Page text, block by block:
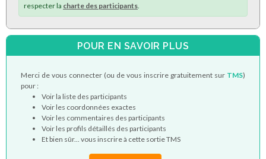
respecter la charte des participants
POUR EN SAVOIR PLUS
Merci de vous connecter (ou de vous inscrire gratuitement sur TMS)
pour :
Voir la liste des participants
Voir les coordonnées exactes
Voir les commentaires des participants
Voir les profils détaillés des participants
Et bien sûr... vous inscrire à cette sortie TMS